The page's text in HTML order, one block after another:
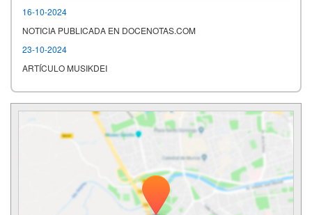
16-10-2024
NOTICIA PUBLICADA EN DOCENOTAS.COM
23-10-2024
ARTÍCULO MUSIKDEI